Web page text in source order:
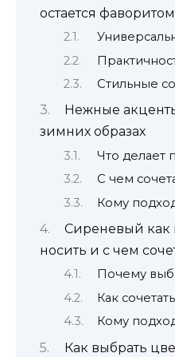
остается фаворитом
Стильные
Нежные
зимних образах
Что делает
С чем
Кому
Сиреневый как
носить и с чем
Почему
Как
Кому
Как выбрать